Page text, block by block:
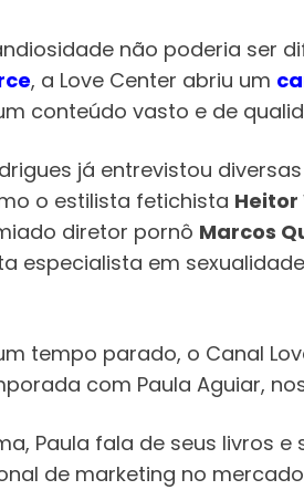
não poderia ser
, a Love Center abriu um
conteúdo vasto e de
já entrevistou
o estilista fetichista Heitor
diretor pornô Marcos
especialista em sexualidade
tempo parado, o Canal
com Paula Aguiar,
Paula fala de seus livros
de marketing no